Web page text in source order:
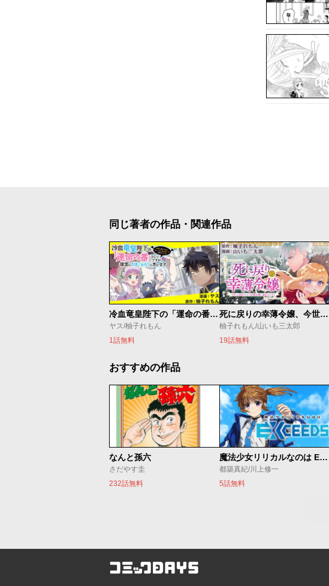
同じ著者の作品・関連作品
冷血竜皇陛下の「運命の番」らしいですが、後宮に引きこもろうと思います ～幼竜を愛でるのに忙しいので皇后争いはご勝手にどうぞ～
ヤス/柚子れもん
1話無料
死に戻りの幸薄令嬢、今世では最恐ラスボスお義兄様に溺愛されてます
柚子れもん/山いも三太郎
19話無料
おすすめの作品
なんと孫六
さだやす圭
232話無料
魔法少女リリカルなのは EXCEEDS
都築真紀/川上修一
5話無料
コミックDAYS